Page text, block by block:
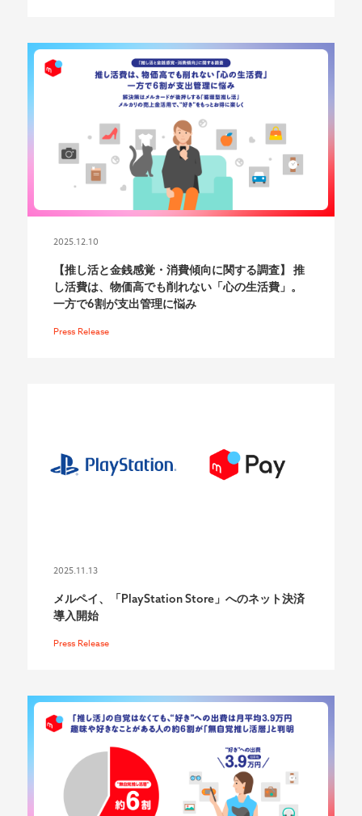
2025.12.10
【推し活と金銭感覚・消費傾向に関する調査】 推
し活費は、物価高でも削れない「心の生活費」。
一方で6割が支出管理に悩み
Press Release
2025.11.13
メルペイ、「PlayStation Store」へのネット決済
導入開始
Press Release